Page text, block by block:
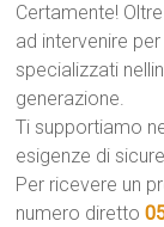
Certamente!
ad intervenire
specializzati
generazione.
Ti supportiamo
esigenze di
Per ricevere un
numero diretto